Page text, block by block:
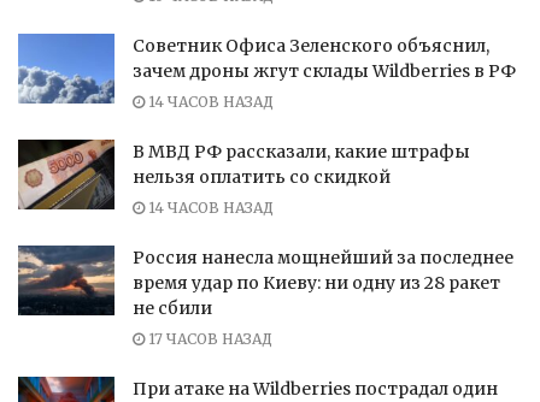
Советник Офиса Зеленского объяснил,
зачем дроны жгут склады Wildberries в РФ
14 ЧАСОВ НАЗАД
В МВД РФ рассказали, какие штрафы
нельзя оплатить со скидкой
14 ЧАСОВ НАЗАД
Россия нанесла мощнейший за последнее
время удар по Киеву: ни одну из 28 ракет
не сбили
17 ЧАСОВ НАЗАД
При атаке на Wildberries пострадал один